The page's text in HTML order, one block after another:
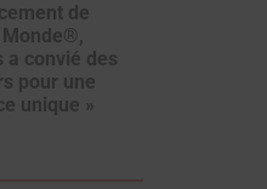
de
Monde®,
a convié des
pour une
unique »